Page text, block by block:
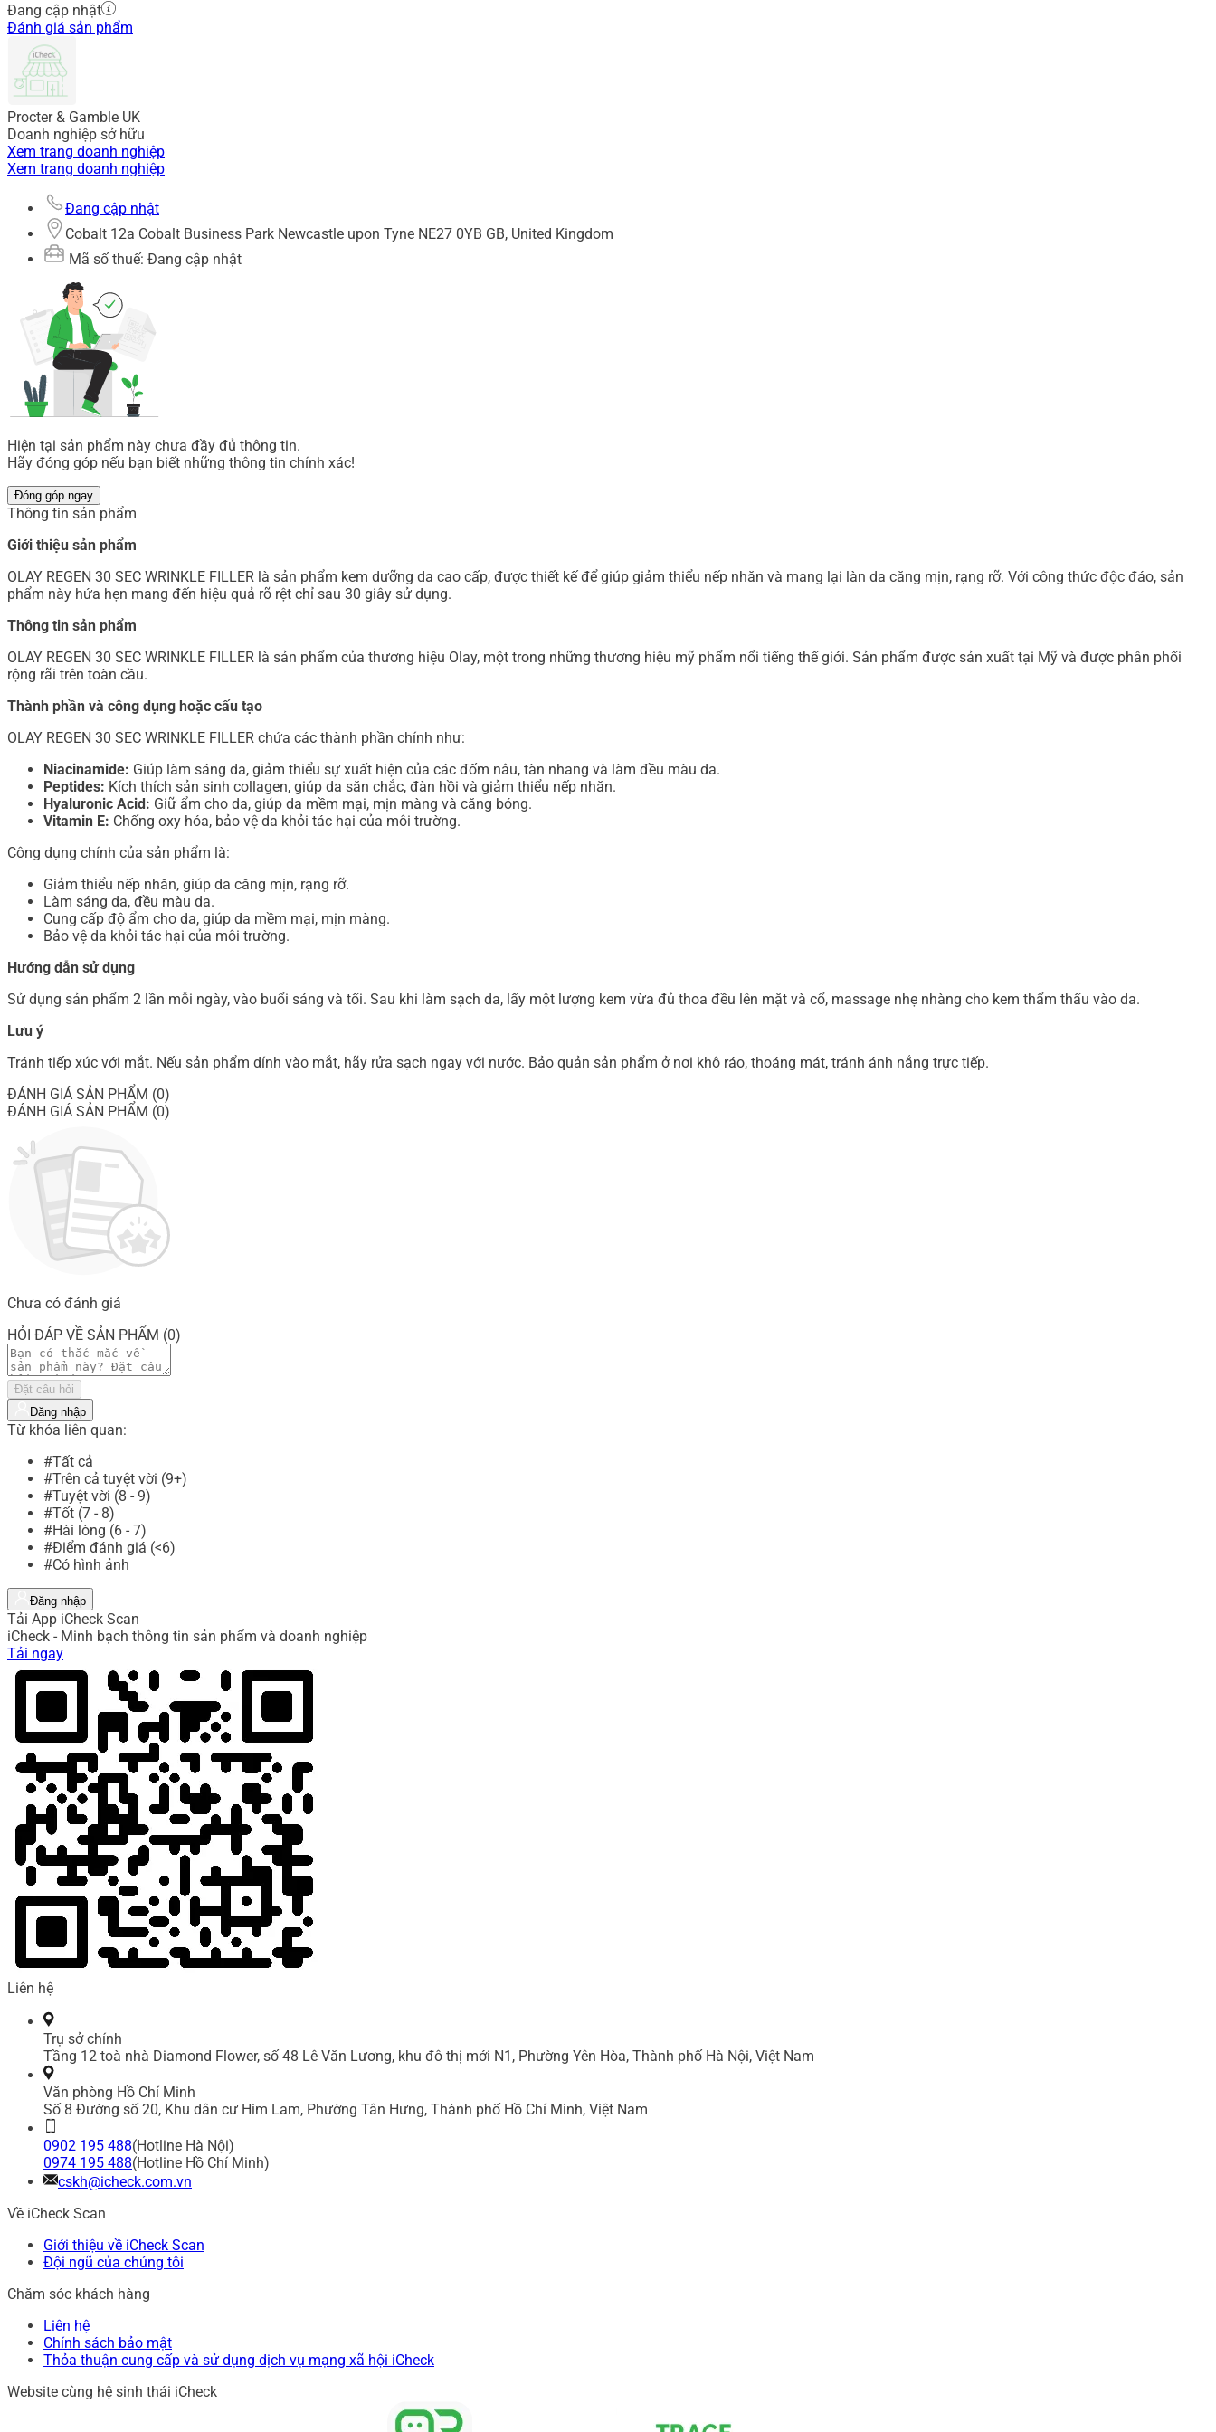
Đang cập nhật
Đánh giá sản phẩm
Procter & Gamble UK
Doanh nghiệp sở hữu
Xem trang doanh nghiệp
Xem trang doanh nghiệp
Đang cập nhật
Cobalt 12a Cobalt Business Park Newcastle upon Tyne NE27 0YB GB, United Kingdom
Mã số thuế: Đang cập nhật
Hiện tại sản phẩm này chưa đầy đủ thông tin.
Hãy đóng góp nếu bạn biết những thông tin chính xác!
Đóng góp ngay
Thông tin sản phẩm
Giới thiệu sản phẩm
OLAY REGEN 30 SEC WRINKLE FILLER là sản phẩm kem dưỡng da cao cấp, được thiết kế để giúp giảm thiểu nếp nhăn và mang lại làn da căng mịn, rạng rỡ. Với công thức độc đáo, sản
phẩm này hứa hẹn mang đến hiệu quả rõ rệt chỉ sau 30 giây sử dụng.
Thông tin sản phẩm
OLAY REGEN 30 SEC WRINKLE FILLER là sản phẩm của thương hiệu Olay, một trong những thương hiệu mỹ phẩm nổi tiếng thế giới. Sản phẩm được sản xuất tại Mỹ và được phân phối
rộng rãi trên toàn cầu.
Thành phần và công dụng hoặc cấu tạo
OLAY REGEN 30 SEC WRINKLE FILLER chứa các thành phần chính như:
Niacinamide: Giúp làm sáng da, giảm thiểu sự xuất hiện của các đốm nâu, tàn nhang và làm đều màu da.
Peptides: Kích thích sản sinh collagen, giúp da săn chắc, đàn hồi và giảm thiểu nếp nhăn.
Hyaluronic Acid: Giữ ẩm cho da, giúp da mềm mại, mịn màng và căng bóng.
Vitamin E: Chống oxy hóa, bảo vệ da khỏi tác hại của môi trường.
Công dụng chính của sản phẩm là:
Giảm thiểu nếp nhăn, giúp da căng mịn, rạng rỡ.
Làm sáng da, đều màu da.
Cung cấp độ ẩm cho da, giúp da mềm mại, mịn màng.
Bảo vệ da khỏi tác hại của môi trường.
Hướng dẫn sử dụng
Sử dụng sản phẩm 2 lần mỗi ngày, vào buổi sáng và tối. Sau khi làm sạch da, lấy một lượng kem vừa đủ thoa đều lên mặt và cổ, massage nhẹ nhàng cho kem thẩm thấu vào da.
Lưu ý
Tránh tiếp xúc với mắt. Nếu sản phẩm dính vào mắt, hãy rửa sạch ngay với nước. Bảo quản sản phẩm ở nơi khô ráo, thoáng mát, tránh ánh nắng trực tiếp.
ĐÁNH GIÁ SẢN PHẨM (0)
ĐÁNH GIÁ SẢN PHẨM (0)
Chưa có đánh giá
HỎI ĐÁP VỀ SẢN PHẨM (0)
Đặt câu hỏi
Đăng nhập
Từ khóa liên quan:
#Tất cả
#Trên cả tuyệt vời (9+)
#Tuyệt vời (8 - 9)
#Tốt (7 - 8)
#Hài lòng (6 - 7)
#Điểm đánh giá (<6)
#Có hình ảnh
Đăng nhập
Tải App iCheck Scan
iCheck - Minh bạch thông tin sản phẩm và doanh nghiệp
Tải ngay
Liên hệ
Trụ sở chính
Tầng 12 toà nhà Diamond Flower, số 48 Lê Văn Lương, khu đô thị mới N1, Phường Yên Hòa, Thành phố Hà Nội, Việt Nam
Văn phòng Hồ Chí Minh
Số 8 Đường số 20, Khu dân cư Him Lam, Phường Tân Hưng, Thành phố Hồ Chí Minh, Việt Nam
0902 195 488(Hotline Hà Nội)
0974 195 488(Hotline Hồ Chí Minh)
cskh@icheck.com.vn
Về iCheck Scan
Giới thiệu về iCheck Scan
Đội ngũ của chúng tôi
Chăm sóc khách hàng
Liên hệ
Chính sách bảo mật
Thỏa thuận cung cấp và sử dụng dịch vụ mạng xã hội iCheck
Website cùng hệ sinh thái iCheck